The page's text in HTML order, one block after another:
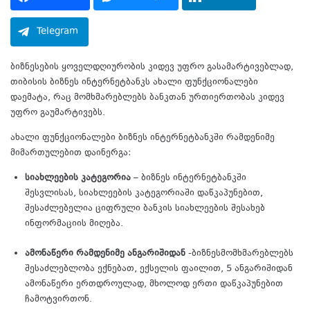
Telegram
ბიზნესების ყოველდღიურობის კიდევ უფრო გასამარტივებლად,
თიბისის ბიზნეს ინტერნეტბანკს ახალი ფუნქციონალები
დაემატა, რაც მომხმარებლებს ბანკთან ურთიერთობას კიდევ
უფრო გაუმარტივებს.
ახალი ფუნქციონალები ბიზნეს ინტერნეტბანკში რამდენიმე
მიმართულებით დაინერგა:
სიახლეების კატეგორია – ბიზნეს ინტერნეტბანკში
შესვლისას, სიახლეების კატეგორიაში დაწკაპუნებით,
შესაძლებელია ციფრული ბანკის სიახლეების შესახებ
ინფორმაციის მიღება.
ამონაწერი რამდენიმე ანგარიშიდან -ბიზნესმომხმარებლებს
შესაძლებლობა ექნებათ, ექსელის ფაილით, 5 ანგარიშიდან
ამონაწერი ერთდროულად, მხოლოდ ერთი დაწკაპუნებით
ჩამოტვირთონ.